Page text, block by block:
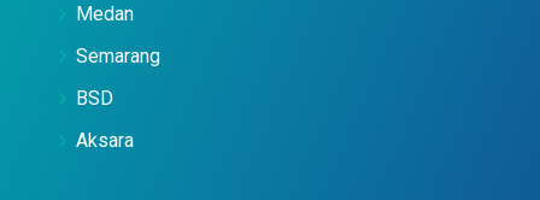
Medan
Semarang
BSD
Aksara